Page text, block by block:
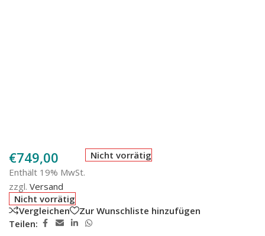
€749,00
Enthält 19% MwSt.
zzgl. Versand
Nicht vorrätig
Nicht vorrätig
Vergleichen
Zur Wunschliste hinzufügen
Teilen: